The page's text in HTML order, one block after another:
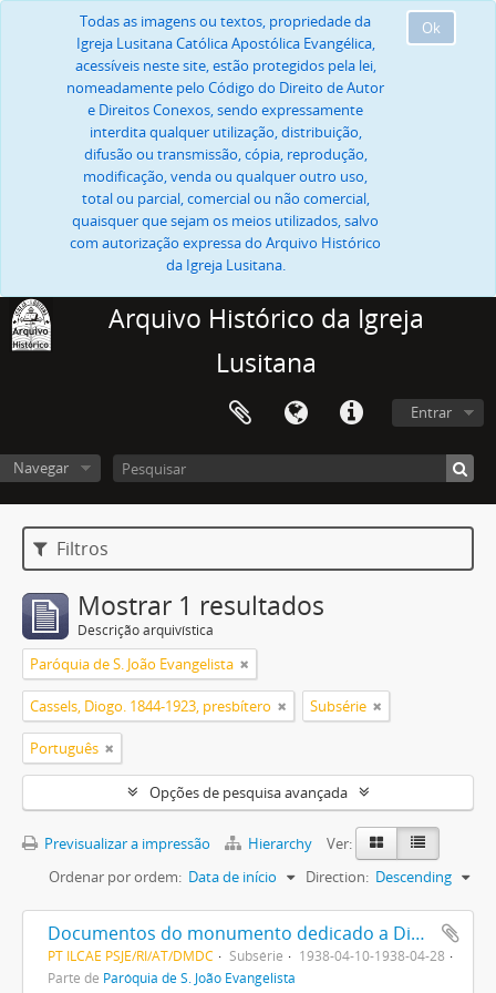
Ok
Todas as imagens ou textos, propriedade da
Igreja Lusitana Católica Apostólica Evangélica,
acessíveis neste site, estão protegidos pela lei,
nomeadamente pelo Código do Direito de Autor
e Direitos Conexos, sendo expressamente
interdita qualquer utilização, distribuição,
difusão ou transmissão, cópia, reprodução,
modificação, venda ou qualquer outro uso,
total ou parcial, comercial ou não comercial,
quaisquer que sejam os meios utilizados, salvo
com autorização expressa do Arquivo Histórico
da Igreja Lusitana.
Arquivo Histórico da Igreja
Lusitana
Entrar
Navegar
Filtros
Mostrar 1 resultados
Descrição arquivística
Paróquia de S. João Evangelista
Cassels, Diogo. 1844-1923, presbítero Subsérie
Português
Opções de pesquisa avançada
Previsualizar a impressão Hierarchy
Ver:
Ordenar por ordem: Data de início Direction: Descending
Documentos do monumento dedicado a Diogo Cassels
PT ILCAE PSJE/RI/AT/DMDC Subsérie
1938-04-10-1938-04-28
Parte de Paróquia de S. João Evangelista